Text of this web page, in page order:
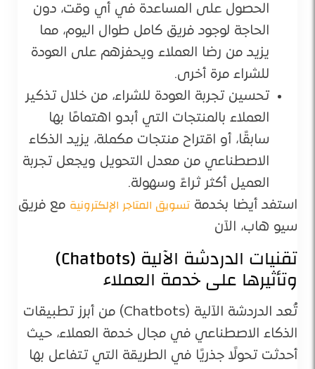
الحصول على المساعدة في أي وقت، دون
الحاجة لوجود فريق كامل طوال اليوم، مما
يزيد من رضا العملاء ويحفزهم على العودة
للشراء مرة أخرى.
تحسين تجربة العودة للشراء، من خلال تذكير
العملاء بالمنتجات التي أبدو اهتمامًا بها
سابقًا، أو اقتراح منتجات مكملة، يزيد الذكاء
الاصطناعي من معدل التحويل ويجعل تجربة
العميل أكثر ثراءً وسهولة.
استفد أيضا بخدمة تسويق المتاجر الإلكترونية مع فريق
سيو هاب، الآن
تقنيات الدردشة الآلية (Chatbots)
وتأثيرها على خدمة العملاء
تُعد الدردشة الآلية (Chatbots) من أبرز تطبيقات
الذكاء الاصطناعي في مجال خدمة العملاء، حيث
أحدثت تحولًا جذريًا في الطريقة التي تتفاعل بها